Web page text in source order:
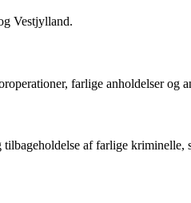
Vestjylland.
farlige anholdelser og
af farlige kriminelle,